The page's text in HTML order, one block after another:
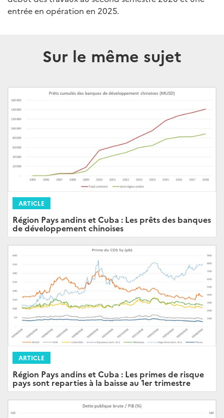
entrée en opération en 2025.
Sur le même sujet
ARTICLE
Région Pays andins et Cuba : Les prêts des banques
de développement chinoises
ARTICLE
Région Pays andins et Cuba : Les primes de risque
pays sont reparties à la baisse au 1er trimestre